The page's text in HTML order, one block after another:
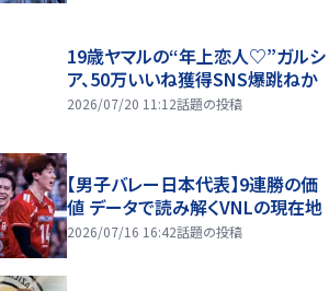
19歳ヤマルの“年上恋人♡”ガルシ
ア、50万いいね獲得SNS爆跳ねか
2026/07/20 11:12話題の投稿
【男子バレー日本代表】9連勝の価
値 データで読み解くVNLの現在地
2026/07/16 16:42話題の投稿